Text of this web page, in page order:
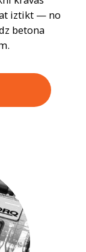
iztikt — no
betona